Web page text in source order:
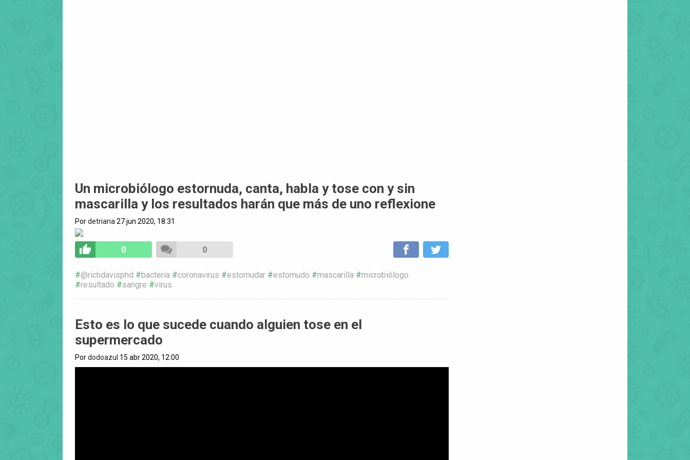
Un microbiólogo estornuda, canta, habla y tose con y sin
mascarilla y los resultados harán que más de uno reflexione
Pordetriana 27 jun 2020, 18:31
0 0
@richdavisphd bacteria coronavirus estornudar estornudo mascarilla
microbiólogo
resultado
sangre virus
Esto es lo que sucede cuando alguien tose en el
supermercado
Pordodoazul 15 abr 2020, 12:00